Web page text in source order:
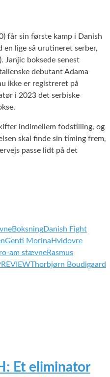
får sin første kamp i Danish
en lige så urutineret serber,
Janjic boksede senest
debutant Adama
ikke er registreret på
i 2023 det serbiske
indimellem fodstilling, og
skal finde sin timing frem,
passe lidt på det
BoksningDanish Fight
Genti Morina Hvidovre
am stævneRasmus
Thorbjørn Boudigaard
Et eliminator